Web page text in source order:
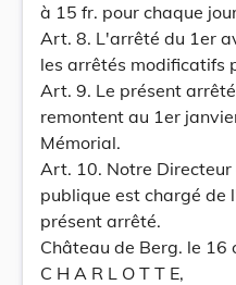
à 15 fr. pour chaque
Art. 8. L'arrêté du 1er
les arrêtés modificatifs
Art. 9. Le présent
remontent au 1er
Mémorial.
Art. 10. Notre
publique est chargé de
présent arrêté.
Château de Berg. le 16
C H A R L O T T E,